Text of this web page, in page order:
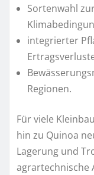
Sortenwahl
integrierter
Regionen.
Für viele
hin zu Quinoa
Lagerung und
agrartechnische